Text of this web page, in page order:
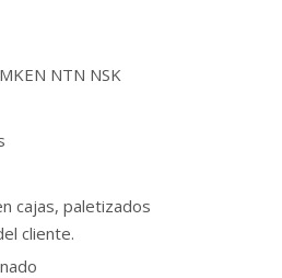
NTN NSK
cajas, paletizados
cliente.